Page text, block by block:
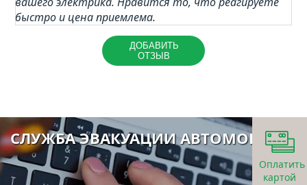
быстро и цена приемлема.
ДОБАВИТЬ
ОТЗЫВ
СЛУЖБА ЭВАКУАЦИИ АВТОМОБИЛЕЙ
Оплатить
картой